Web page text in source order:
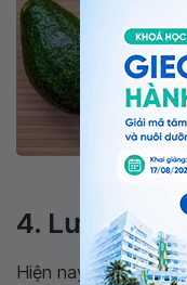
DHA có
4. Lưu ý về
Hiện nay, cá không